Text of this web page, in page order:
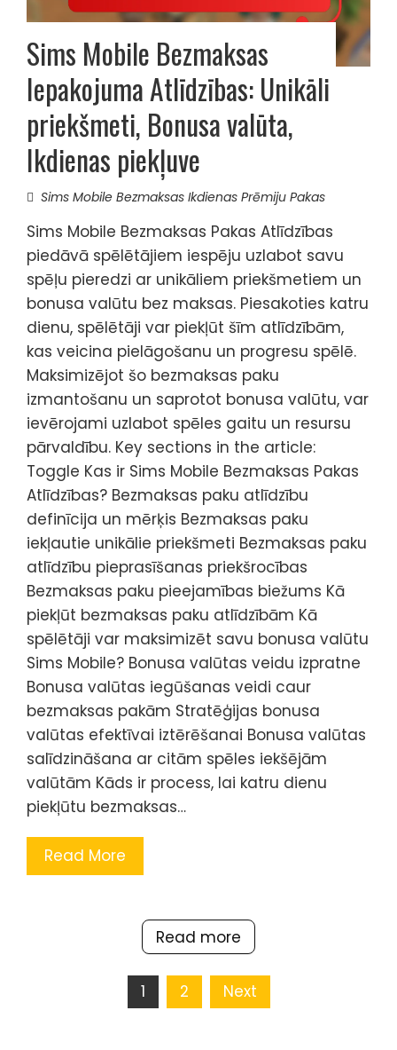
Sims Mobile Bezmaksas
Iepakojuma Atlīdzības: Unikāli
priekšmeti, Bonusa valūta,
Ikdienas piekļuve
Sims Mobile Bezmaksas Ikdienas Prēmiju Pakas
Sims Mobile Bezmaksas Pakas Atlīdzības
piedāvā spēlētājiem iespēju uzlabot savu
spēļu pieredzi ar unikāliem priekšmetiem un
bonusa valūtu bez maksas. Piesakoties katru
dienu, spēlētāji var piekļūt šīm atlīdzībām,
kas veicina pielāgošanu un progresu spēlē.
Maksimizējot šo bezmaksas paku
izmantošanu un saprotot bonusa valūtu, var
ievērojami uzlabot spēles gaitu un resursu
pārvaldību. Key sections in the article:
Toggle Kas ir Sims Mobile Bezmaksas Pakas
Atlīdzības? Bezmaksas paku atlīdzību
definīcija un mērķis Bezmaksas paku
iekļautie unikālie priekšmeti Bezmaksas paku
atlīdzību pieprasīšanas priekšrocības
Bezmaksas paku pieejamības biežums Kā
piekļūt bezmaksas paku atlīdzībām Kā
spēlētāji var maksimizēt savu bonusa valūtu
Sims Mobile? Bonusa valūtas veidu izpratne
Bonusa valūtas iegūšanas veidi caur
bezmaksas pakām Stratēģijas bonusa
valūtas efektīvai iztērēšanai Bonusa valūtas
salīdzināšana ar citām spēles iekšējām
valūtām Kāds ir process, lai katru dienu
piekļūtu bezmaksas…
Read More
Read more
1 2 Next